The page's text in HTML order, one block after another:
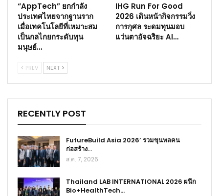
“AppTech” ยกกำลัง
ประเทศไทยจากฐานราก
เมื่อเทคโนโลยีที่เหมาะสม
เป็นกลไกยกระดับทุน
มนุษย์…
IHG Run For Good
2026 เดินหน้ากิจกรรมวิ่ง
การกุศล ระดมทุนมอบ
แว่นตาอัจฉริยะ AI…
PREV NEXT
RECENTLY POST
FutureBuild Asia 2026’ รวมขุนพลคน
ก่อสร้าง…
ส.ค. 7, 2026
Thailand LAB INTERNATIONAL 2026 ผนึก
Bio+HealthTech…